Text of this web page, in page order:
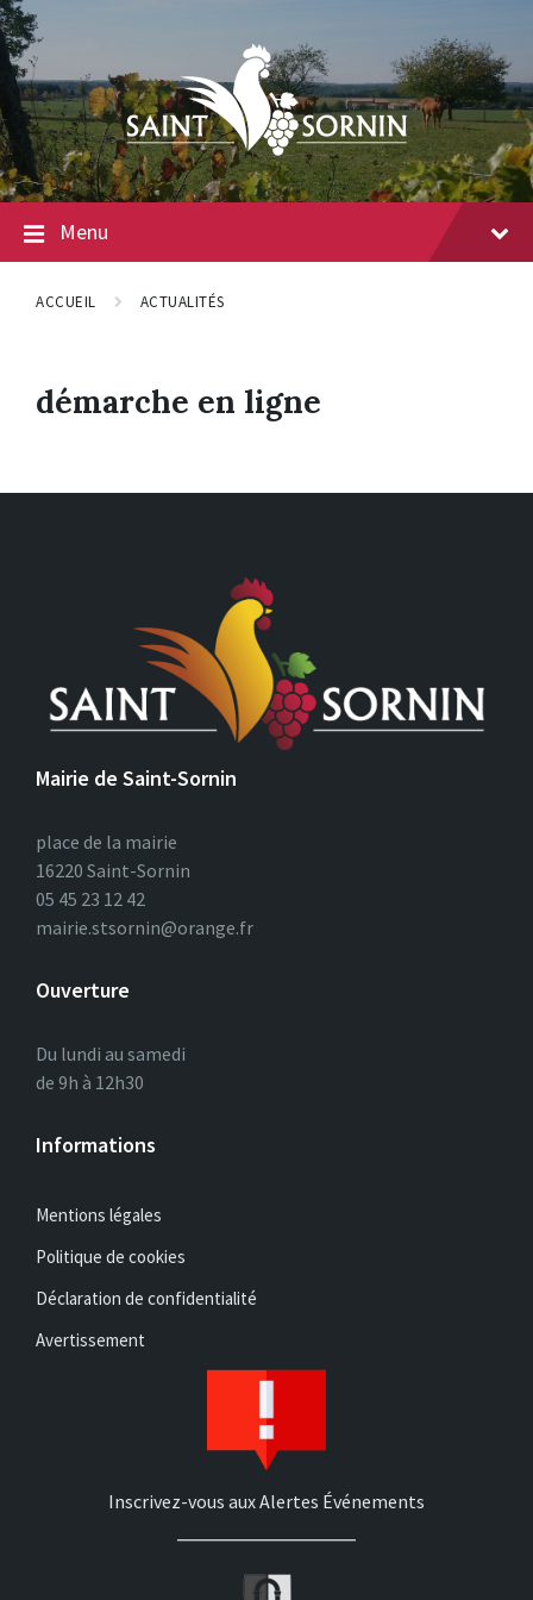
Menu
ACCUEIL ACTUALITÉS
démarche en ligne
Mairie de Saint-Sornin
place de la mairie
16220 Saint-Sornin
05 45 23 12 42
mairie.stsornin@orange.fr
Ouverture
Du lundi au samedi
de 9h à 12h30
Informations
Mentions légales
Politique de cookies
Déclaration de confidentialité
Avertissement
Inscrivez-vous aux Alertes Événements